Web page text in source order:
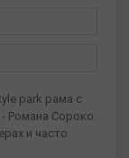
park рама с
Романа Сороко.
и часто
красивые